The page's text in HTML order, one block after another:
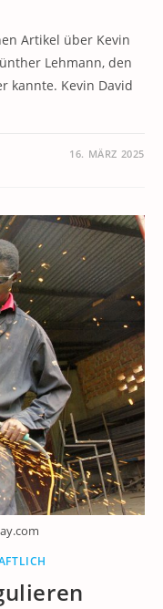
Artikel über Kevin
Lehmann, den
kannte. Kevin David
16. MÄRZ 2025